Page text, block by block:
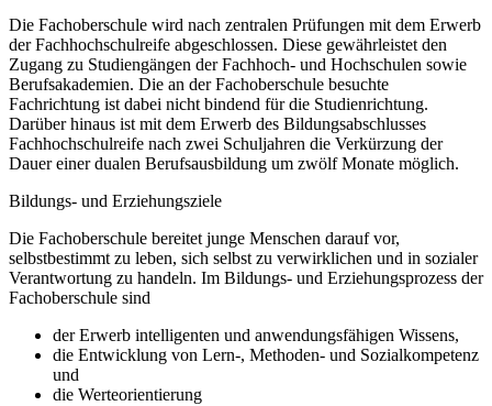
Die Fachoberschule wird nach zentralen Prüfungen mit dem Erwerb
der Fachhochschulreife abgeschlossen. Diese gewährleistet den
Zugang zu Studiengängen der Fachhoch- und Hochschulen sowie
Berufsakademien. Die an der Fachoberschule besuchte
Fachrichtung ist dabei nicht bindend für die Studienrichtung.
Darüber hinaus ist mit dem Erwerb des Bildungsabschlusses
Fachhochschulreife nach zwei Schuljahren die Verkürzung der
Dauer einer dualen Berufsausbildung um zwölf Monate möglich.
Bildungs- und Erziehungsziele
Die Fachoberschule bereitet junge Menschen darauf vor,
selbstbestimmt zu leben, sich selbst zu verwirklichen und in sozialer
Verantwortung zu handeln. Im Bildungs- und Erziehungsprozess der
Fachoberschule sind
der Erwerb intelligenten und anwendungsfähigen Wissens,
die Entwicklung von Lern-, Methoden- und Sozialkompetenz
und
die Werteorientierung